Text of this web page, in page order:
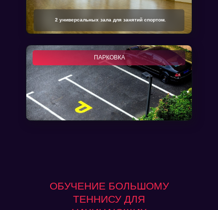
ПАРКОВКА
2 универсальных зала для занятий спортом.
ОБУЧЕНИЕ БОЛЬШОМУ
ТЕННИСУ ДЛЯ